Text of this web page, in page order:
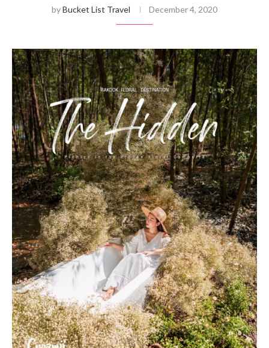
byBucket List Travel December 4, 2020